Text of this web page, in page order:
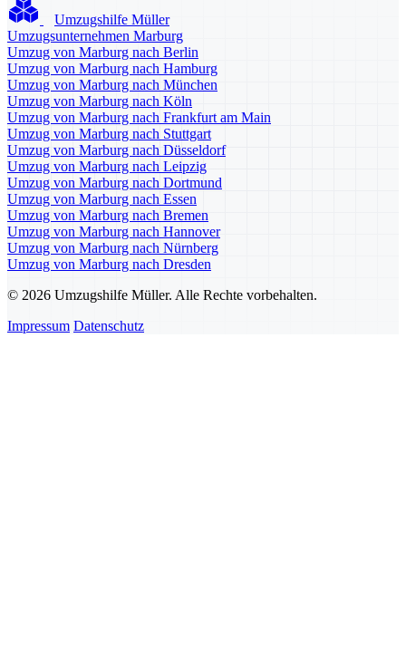
Umzugshilfe Müller
Umzugsunternehmen Marburg
Umzug von Marburg nach Berlin
Umzug von Marburg nach Hamburg
Umzug von Marburg nach München
Umzug von Marburg nach Köln
Umzug von Marburg nach Frankfurt am Main
Umzug von Marburg nach Stuttgart
Umzug von Marburg nach Düsseldorf
Umzug von Marburg nach Leipzig
Umzug von Marburg nach Dortmund
Umzug von Marburg nach Essen
Umzug von Marburg nach Bremen
Umzug von Marburg nach Hannover
Umzug von Marburg nach Nürnberg
Umzug von Marburg nach Dresden
© 2026 Umzugshilfe Müller. Alle Rechte vorbehalten.
Impressum Datenschutz